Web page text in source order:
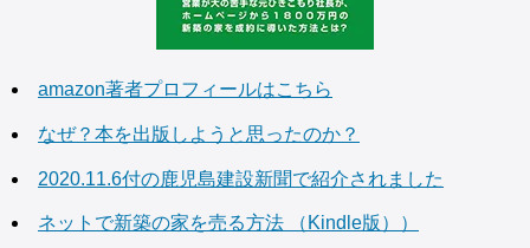
amazon著者プロフィールはこちら
なぜ？本を出版しようと思ったのか？
2020.11.6付の鹿児島建設新聞で紹介されました
ネットで新築の家を売る方法 （Kindle版））